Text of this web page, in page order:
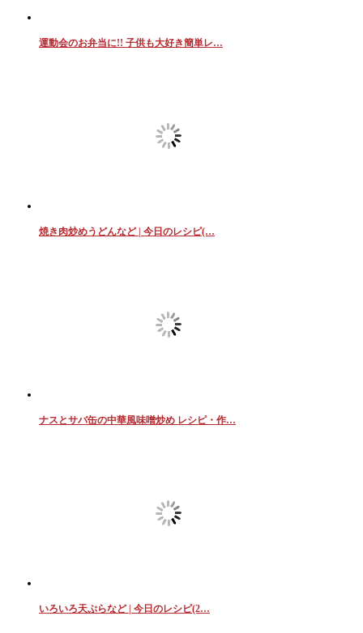
運動会のお弁当に!! 子供も大好き簡単レ…
焼き肉炒めうどんなど | 今日のレシピ(…
ナスとサバ缶の中華風味噌炒め レシピ・作…
いろいろ天ぷらなど | 今日のレシピ(2…